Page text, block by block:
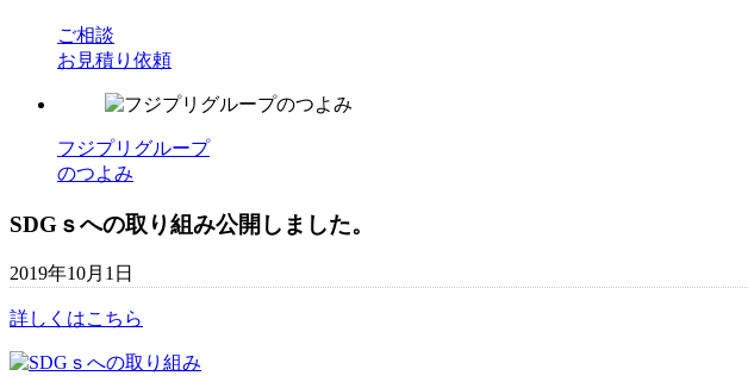
ご相談
お見積り依頼
フジプリグループ
のつよみ
SDGｓへの取り組み公開しました。
2019年10月1日
詳しくはこちら